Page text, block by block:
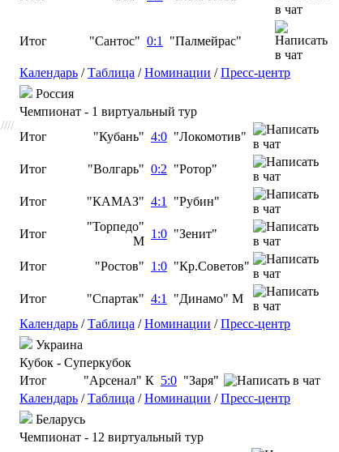
////
Итог "Сантос" 0:1 "Палмейрас"
Календарь /Таблица /Номинации /Пресс-центр
Россия
Чемпионат - 1 виртуальный тур
Итог
"Кубань" 4:0 "Локомотив"
Итог "Волгарь" 0:2 "Ротор"
Итог "КАМАЗ" 4:1 "Рубин"
Итог
"Торпедо"
М
1:0 "Зенит"
Итог "Ростов" 1:0 "Кр.Советов"
Итог "Спартак" 4:1
"Динамо" М
Календарь /Таблица /Номинации /Пресс-центр
Украина
Кубок - Суперкубок
Итог
"Арсенал" К 5:0 "Заря"
Календарь /Таблица /Номинации /Пресс-центр
Беларусь
Чемпионат - 12 виртуальный тур